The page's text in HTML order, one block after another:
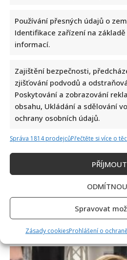
Používání přesných údajů o
Identifikace zařízení na
informací.
Zajištění bezpečnosti,
zjišťování podvodů a
Poskytování a zobrazování
obsahu, Ukládání a sdělování
ochrany osobních údajů.
Správa 1814 prodejcůPřečtěte si více o
PŘÍJMOUT
Spravovat
Zásady cookiesProhlášení o
Tragický konec Františka
mladíci ubili kvůli banálnímu
Celebrity
Stačila jedna fotka z dovolené,
snesla další kritika: Lidé
7. 8. 2026